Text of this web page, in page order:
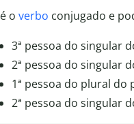
é o verbo conjugado e
3ª pessoa do singular
2ª pessoa do singular
1ª pessoa do plural do
2ª pessoa do singular